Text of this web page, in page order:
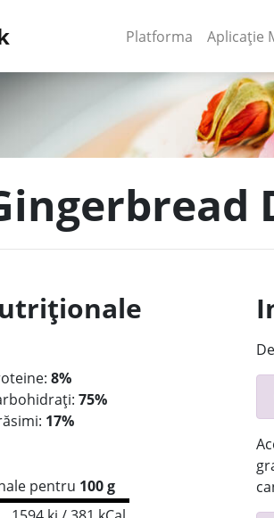
Platforma (current)
Aplicație
8%
75%
17%
pentru 100 g